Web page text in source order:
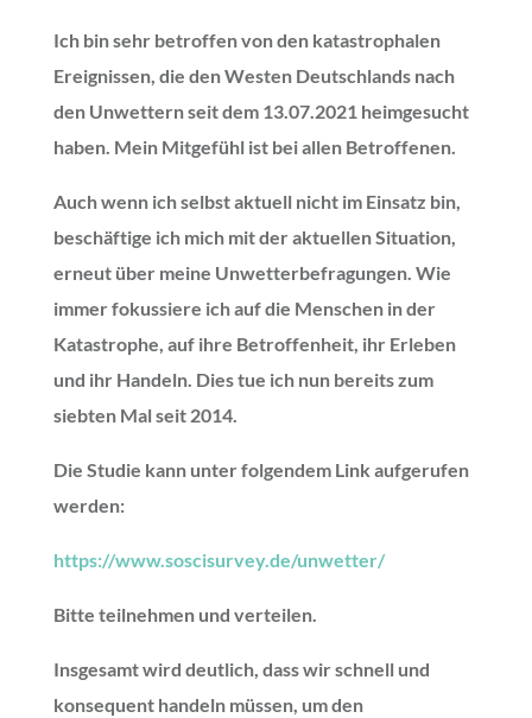
Ich bin sehr betroffen von den katastrophalen
Ereignissen, die den Westen Deutschlands nach
den Unwettern seit dem 13.07.2021 heimgesucht
haben. Mein Mitgefühl ist bei allen Betroffenen.
Auch wenn ich selbst aktuell nicht im Einsatz bin,
beschäftige ich mich mit der aktuellen Situation,
erneut über meine Unwetterbefragungen. Wie
immer fokussiere ich auf die Menschen in der
Katastrophe, auf ihre Betroffenheit, ihr Erleben
und ihr Handeln. Dies tue ich nun bereits zum
siebten Mal seit 2014.
Die Studie kann unter folgendem Link aufgerufen
werden:
https://www.soscisurvey.de/unwetter/
Bitte teilnehmen und verteilen.
Insgesamt wird deutlich, dass wir schnell und
konsequent handeln müssen, um den